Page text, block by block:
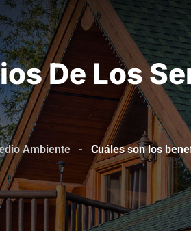
De Los
Ambiente - Cuáles son los